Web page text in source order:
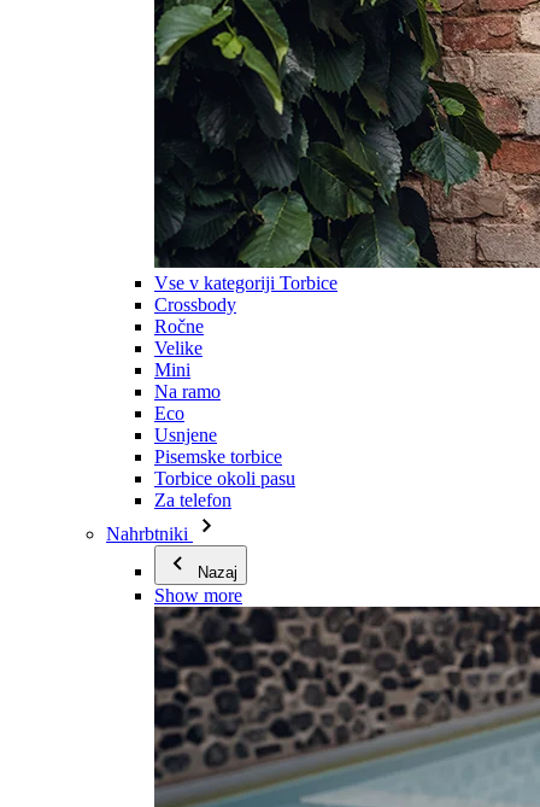
Vse v kategoriji Torbice
Crossbody
Ročne
Velike
Mini
Na ramo
Eco
Usnjene
Pisemske torbice
Torbice okoli pasu
Za telefon
Nahrbtniki
Nazaj
Show more